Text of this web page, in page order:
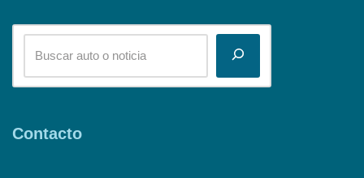
Contacto